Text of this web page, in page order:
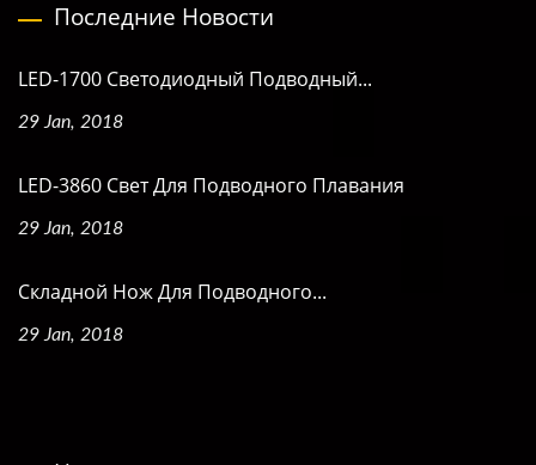
Последние Новости
LED-1700 Светодиодный Подводный...
29 Jan, 2018
LED-3860 Свет Для Подводного Плавания
29 Jan, 2018
Складной Нож Для Подводного...
29 Jan, 2018